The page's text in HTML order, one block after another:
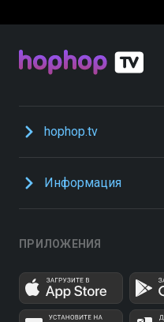
hophop.tv
Информация
ПРИЛОЖЕНИЯ